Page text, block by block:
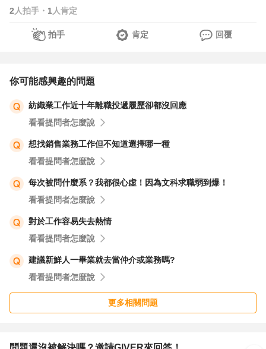
2 人拍手 ・ 1 人肯定
拍手 肯定 回覆
你可能感興趣的問題
紡織業工作近十年離職投遞履歷卻都沒回應
看看提問者怎麼說
想找銷售業務工作但不知道選擇哪一種
看看提問者怎麼說
每次被問什麼系？我都很心虛！因為文科求職弱到爆！
看看提問者怎麼說
對於工作容易失去熱情
看看提問者怎麼說
建議新鮮人一畢業就去當仲介或業務嗎?
看看提問者怎麼說
更多相關問題